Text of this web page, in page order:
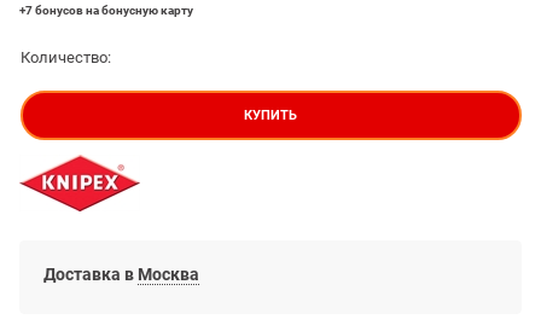
+7 бонусовна бонусную карту
Количество:
КУПИТЬ
Доставка в Москва